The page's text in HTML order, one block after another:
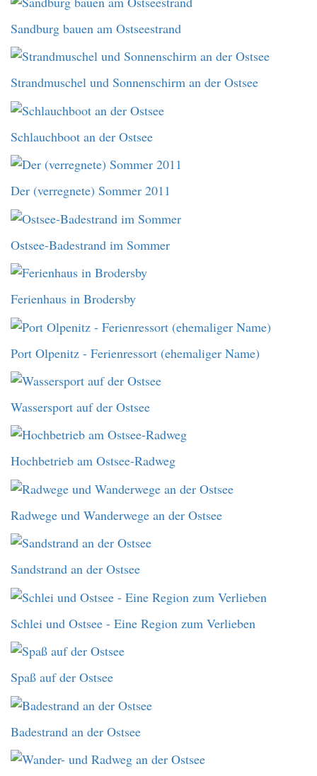
Sandburg bauen am Ostseestrand
Strandmuschel und Sonnenschirm an der Ostsee
Schlauchboot an der Ostsee
Der (verregnete) Sommer 2011
Ostsee-Badestrand im Sommer
Ferienhaus in Brodersby
Port Olpenitz - Ferienressort (ehemaliger Name)
Wassersport auf der Ostsee
Hochbetrieb am Ostsee-Radweg
Radwege und Wanderwege an der Ostsee
Sandstrand an der Ostsee
Schlei und Ostsee - Eine Region zum Verlieben
Spaß auf der Ostsee
Badestrand an der Ostsee